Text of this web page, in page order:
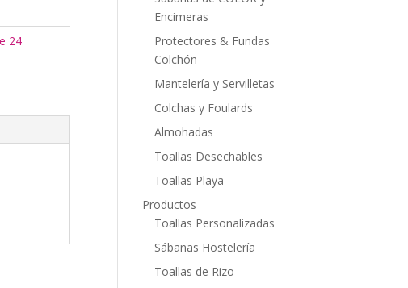
24
Encimeras
Protectores & Fundas
Colchón
Mantelería y Servilletas
Colchas y Foulards
Almohadas
Toallas Desechables
Toallas Playa
Productos
Toallas Personalizadas
Sábanas Hostelería
Toallas de Rizo